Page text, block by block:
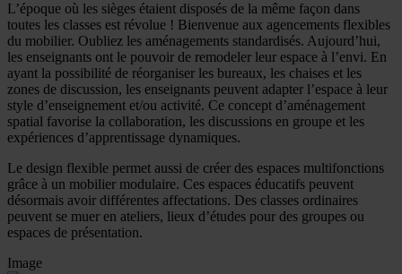
L’époque où les sièges étaient disposés de la même façon dans
toutes les classes est révolue ! Bienvenue aux agencements flexibles
du mobilier. Oubliez les aménagements standardisés. Aujourd’hui,
les enseignants ont le pouvoir de remodeler leur espace à l’envi. En
ayant la possibilité de réorganiser les bureaux, les chaises et les
zones de discussion, les enseignants peuvent adapter l’espace à leur
style d’enseignement et/ou activité. Ce concept d’aménagement
spatial favorise la collaboration, les discussions en groupe et les
expériences d’apprentissage dynamiques.
Le design flexible permet aussi de créer des espaces multifonctions
grâce à un mobilier modulaire. Ces espaces éducatifs peuvent
désormais avoir différentes affectations. Des classes ordinaires
peuvent se muer en ateliers, lieux d’études pour des groupes ou
espaces de présentation.
Image